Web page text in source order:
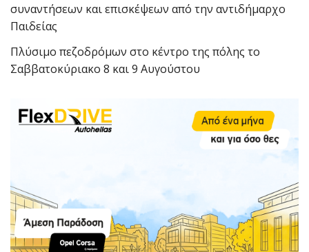
συναντήσεων και επισκέψεων από την αντιδήμαρχο
Παιδείας
Πλύσιμο πεζοδρόμων στο κέντρο της πόλης το
Σαββατοκύριακο 8 και 9 Αυγούστου